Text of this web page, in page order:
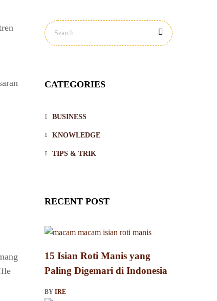
CATEGORIES
BUSINESS
KNOWLEDGE
TIPS & TRIK
RECENT POST
15 Isian Roti Manis yang
Paling Digemari di Indonesia
BY IRE